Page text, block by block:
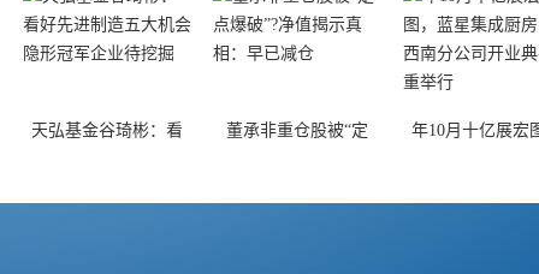
天弘基金谷琦彬：看 董承非重仓股被“定 年10月十亿展宏